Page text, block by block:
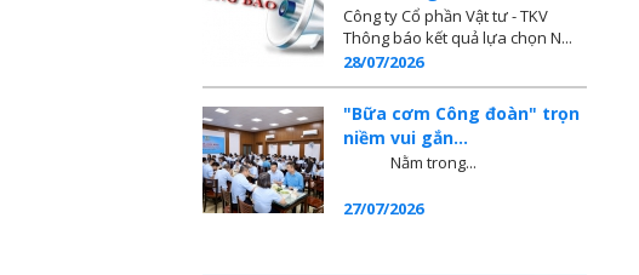
Công ty Cổ phần Vật tư - TKV
Thông báo kết quả lựa chọn N...
28/07/2026
"Bữa cơm Công đoàn" trọn
niềm vui gắn...
Nằm trong...
27/07/2026